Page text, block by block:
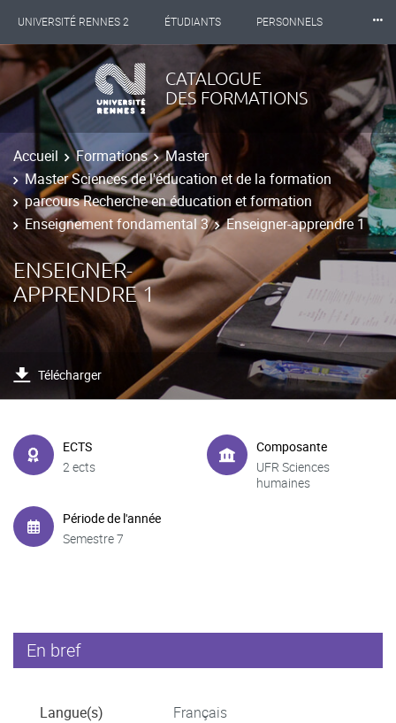
UNIVERSITÉ RENNES 2 ÉTUDIANTS PERSONNELS
INTERNATIONAL PROFESSIONNELS BIBLIOTHÈQUES
LES NOUVELLES DE RENNES 2
⸱⸱⸱
CATALOGUE
DES FORMATIONS
Accueil Formations
Master
Master Sciences de l'éducation et de la formation
parcours Recherche en éducation et formation
Enseignement fondamental 3
Enseigner-apprendre 1
ENSEIGNER-
APPRENDRE 1
Télécharger
ECTS
2 ects
Composante
UFR Sciences
humaines
Période de l'année
Semestre 7
En bref
Langue(s)
Français